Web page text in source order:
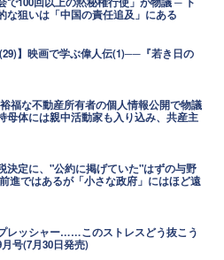
な狙いは「中国の責任追及」にある
(29)】映画で学ぶ偉人伝(1)──『若き日の
福な不動産所有者の個人情報公開で物議
母体には親中活動家も入り込み、共産主
決定に、"公約に掲げていた"はずの与野
進ではあるが「小さな政府」にはほど遠
レッシャー……このストレスどう抜こう
号(7月30日発売)